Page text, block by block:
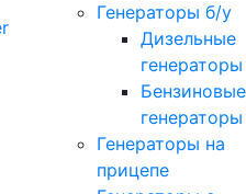
Генераторы б/у
Дизельные
Бензиновые
Генераторы на
прицепе